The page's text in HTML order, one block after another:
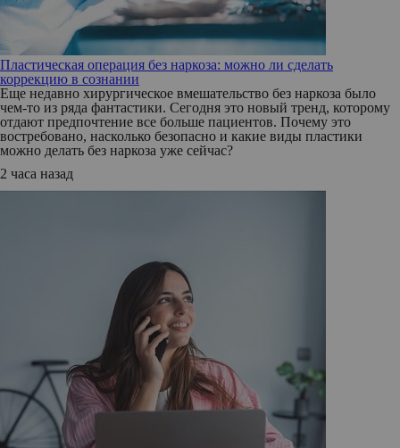
Пластическая операция без наркоза: можно ли сделать
коррекцию в сознании
Еще недавно хирургическое вмешательство без наркоза было
чем-то из ряда фантастики. Сегодня это новый тренд, которому
отдают предпочтение все больше пациентов. Почему это
востребовано, насколько безопасно и какие виды пластики
можно делать без наркоза уже сейчас?
2 часа назад